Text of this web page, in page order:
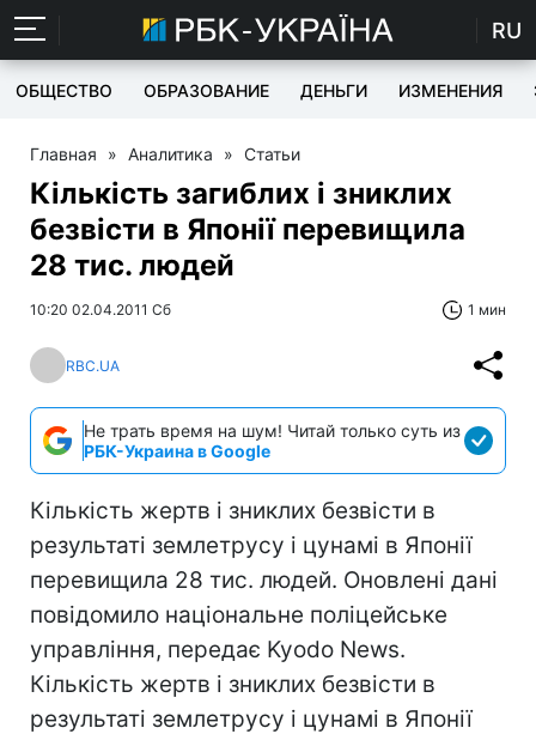
RU
ОБЩЕСТВО ОБРАЗОВАНИЕ ДЕНЬГИ ИЗМЕНЕНИЯ
Главная » Аналитика » Статьи
Кількість загиблих і зниклих
безвісти в Японії перевищила
28 тис. людей
10:20 02.04.2011 Сб 1 мин
RBC.UA
Не трать время на шум! Читай только суть из
РБК-Украина в Google
Кількість жертв і зниклих безвісти в
результаті землетрусу і цунамі в Японії
перевищила 28 тис. людей. Оновлені дані
повідомило національне поліцейське
управління, передає Kyodo News.
Кількість жертв і зниклих безвісти в
результаті землетрусу і цунамі в Японії